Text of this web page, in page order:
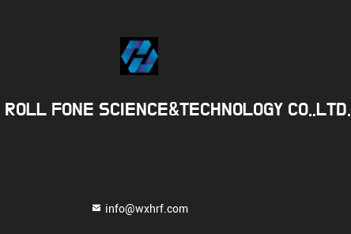
FONE SCIENCE&TECHNOLOGY CO.,LTD.
info@wxhrf.com